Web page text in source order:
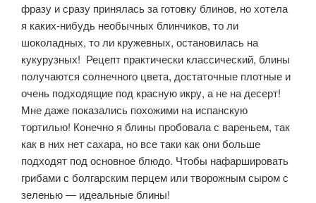
фразу и сразу принялась за готовку блинов, но хотела
я каких-нибудь необычных блинчиков, то ли
шоколадных, то ли кружевных, остановилась на
кукурузных! Рецепт практически классический, блины
получаются солнечного цвета, достаточные плотные и
очень подходящие под красную икру, а не на десерт!
Мне даже показались похожими на испанскую
тортилью! Конечно я блины пробовала с вареньем, так
как в них нет сахара, но все таки как они больше
подходят под основное блюдо. Чтобы нафаршировать
грибами с болгарским перцем или творожным сыром с
зеленью — идеальные блины!